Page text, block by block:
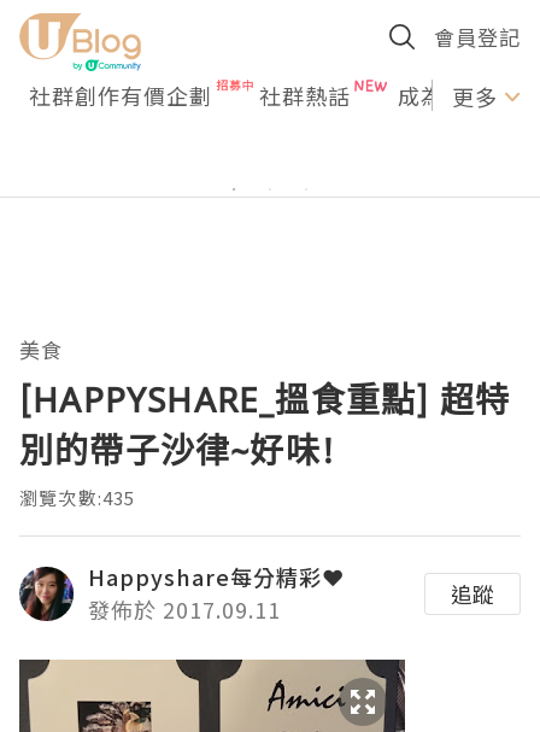
會員登記
社群創作有價企劃 社群熱話 成為U更多
美食
[HAPPYSHARE_搵食重點] 超特
別的帶子沙律~好味!
瀏覽次數:435
Happyshare每分精彩❤
發佈於 2017.09.11
追蹤